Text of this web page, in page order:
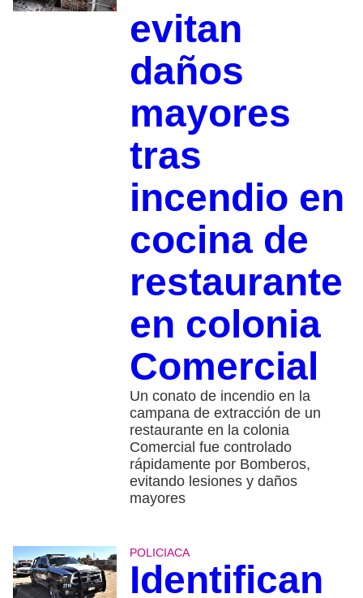
evitan
daños
mayores
tras
incendio en
cocina de
restaurante
en colonia
Comercial
Un conato de incendio en la
campana de extracción de un
restaurante en la colonia
Comercial fue controlado
rápidamente por Bomberos,
evitando lesiones y daños
mayores
POLICIACA
Identifican